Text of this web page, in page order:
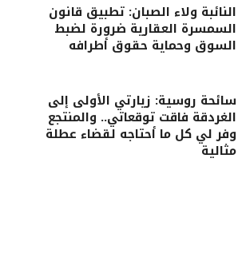
النائبة ولاء الصبان: تطبيق قانون
السمسرة العقارية ضرورة لضبط
السوق وحماية حقوق أطرافه
سائحة روسية: زيارتي الأولى إلى
الغردقة فاقت توقعاتي.. والمنتجع
وفر لي كل ما أحتاجه لقضاء عطلة
مثالية